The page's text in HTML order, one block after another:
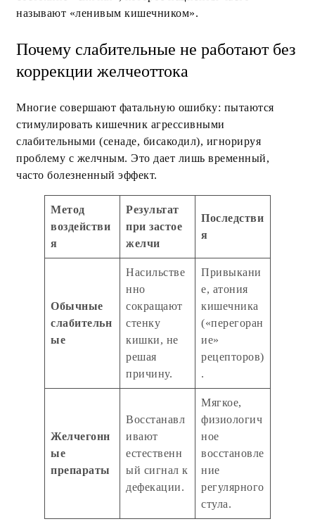
называют «ленивым кишечником».
Почему слабительные не работают без
коррекции желчеоттока
Многие совершают фатальную ошибку: пытаются
стимулировать кишечник агрессивными
слабительными (сенаде, бисакодил), игнорируя
проблему с желчным. Это дает лишь временный,
часто болезненный эффект.
Метод
воздействи
я
Результат
при застое
желчи
Последстви
я
Обычные
слабительн
ые
Насильстве
нно
сокращают
стенку
кишки, не
решая
причину.
Привыкани
е, атония
кишечника
(«перегоран
ие»
рецепторов)
.
Желчегонн
ые
препараты
Восстанавл
ивают
естественн
ый сигнал к
дефекации.
Мягкое,
физиологич
ное
восстановле
ние
регулярного
стула.